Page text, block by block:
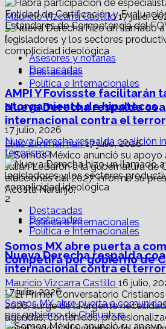
1
Asesores y notarías
Destacadas
AMPI Y Fovissste facilitarán
otorgamiento de hipotecas
17 julio, 2026
Nueva Derecha respalda coalición
terrorismo
2
Destacadas
Política e Internacionales
Nueva Derecha respalda
internacional contra el
17 julio, 2026
Somos MX abre puerta a
por gobierno de Chihuahua
Mauricio Vizcarra Castillo17 julio,
Destacadas
Política e Internacionales
Nueva Derecha respalda
internacional contra el
Elías Zimmerman17 julio, 2026
Destacadas
Política e Internacionales
Somos MX abre puerta a
competirá por gobierno de
Mauricio Vizcarra Castillo 16 julio,